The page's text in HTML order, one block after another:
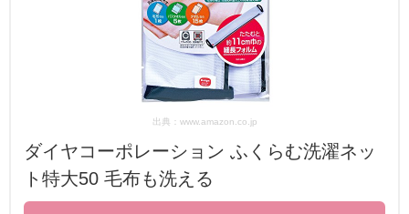
出典：www.amazon.co.jp
ダイヤコーポレーション ふくらむ洗濯ネッ
ト特大50 毛布も洗える